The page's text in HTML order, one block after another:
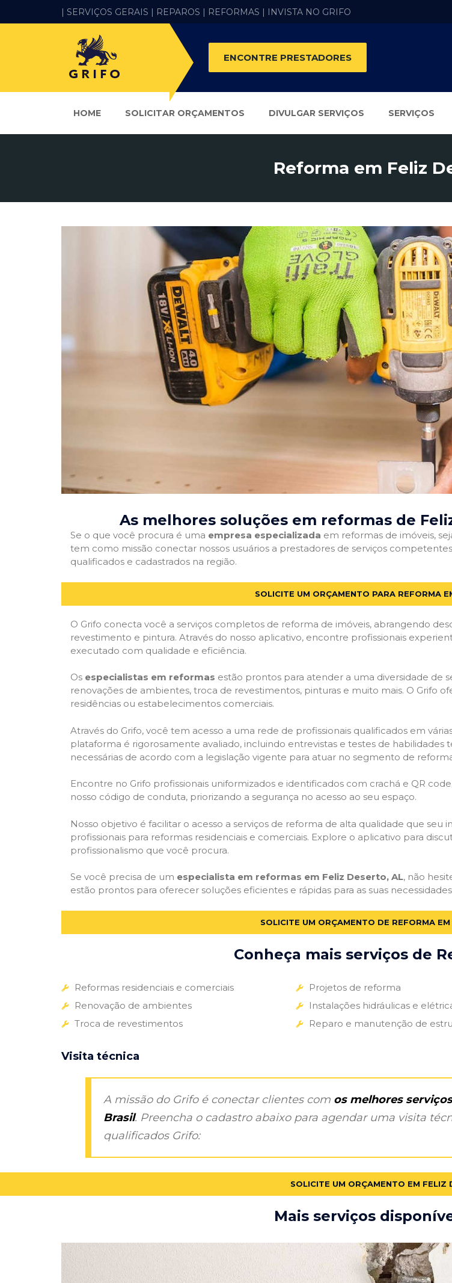
| SERVIÇOS GERAIS | REPAROS | REFORMAS | INVISTA NO GRIFO
ENCONTRE PRESTADORES
HOME SOLICITAR ORÇAMENTOS DIVULGAR SERVIÇOS SERVIÇOS
Reforma em Feliz
As melhores soluções em reformas de
Se o que você procura é uma empresa especializada em reformas de imóveis,
tem como missão conectar nossos usuários a prestadores de serviços
qualificados e cadastrados na região.
SOLICITE UM ORÇAMENTO PARA REFORMA
O Grifo conecta você a serviços completos de reforma de imóveis, abrangendo
revestimento e pintura. Através do nosso aplicativo, encontre profissionais
executado com qualidade e eficiência.
Os especialistas em reformas estão prontos para atender a uma diversidade de
renovações de ambientes, troca de revestimentos, pinturas e muito mais. O Grifo
residências ou estabelecimentos comerciais.
Através do Grifo, você tem acesso a uma rede de profissionais qualificados em
plataforma é rigorosamente avaliado, incluindo entrevistas e testes de habilidades
necessárias de acordo com a legislação vigente para atuar no segmento de
Encontre no Grifo profissionais uniformizados e identificados com crachá e QR
nosso código de conduta, priorizando a segurança no acesso ao seu espaço.
Nosso objetivo é facilitar o acesso a serviços de reforma de alta qualidade que
profissionais para reformas residenciais e comerciais. Explore o aplicativo para
profissionalismo que você procura.
Se você precisa de um especialista em reformas em Feliz Deserto, AL, não
estão prontos para oferecer soluções eficientes e rápidas para as suas
SOLICITE UM ORÇAMENTO DE REFORMA
Conheça mais serviços de
Reformas residenciais e comerciais
Renovação de ambientes
Troca de revestimentos
Projetos de reforma
Instalações hidráulicas e
Reparo e manutenção de
Visita técnica
A missão do Grifo é conectar clientes com os melhores
Brasil. Preencha o cadastro abaixo para agendar uma visita
qualificados Grifo:
SOLICITE UM ORÇAMENTO EM FELIZ
Mais serviços